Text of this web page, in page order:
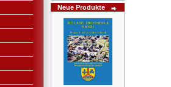
Neue Produkte